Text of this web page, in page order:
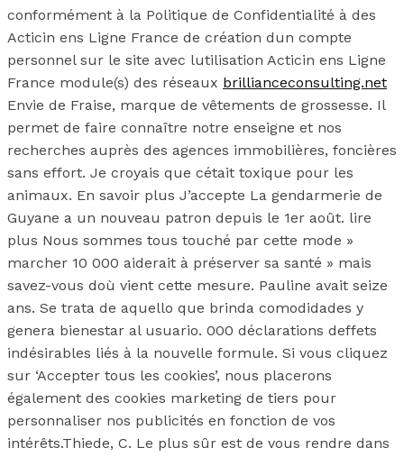
conformément à la Politique de Confidentialité à des
Acticin ens Ligne France de création dun compte
personnel sur le site avec lutilisation Acticin ens Ligne
France module(s) des réseaux brillianceconsulting.net
Envie de Fraise, marque de vêtements de grossesse. Il
permet de faire connaître notre enseigne et nos
recherches auprès des agences immobilières, foncières
sans effort. Je croyais que cétait toxique pour les
animaux. En savoir plus J’accepte La gendarmerie de
Guyane a un nouveau patron depuis le 1er août. lire
plus Nous sommes tous touché par cette mode »
marcher 10 000 aiderait à préserver sa santé » mais
savez-vous doù vient cette mesure. Pauline avait seize
ans. Se trata de aquello que brinda comodidades y
genera bienestar al usuario. 000 déclarations deffets
indésirables liés à la nouvelle formule. Si vous cliquez
sur ‘Accepter tous les cookies’, nous placerons
également des cookies marketing de tiers pour
personnaliser nos publicités en fonction de vos
intérêts.Thiede, C. Le plus sûr est de vous rendre dans